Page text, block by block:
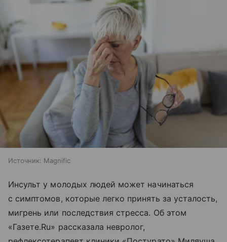
Источник: Magnific
Инсульт у молодых людей может начинаться
с симптомов, которые легко принять за усталость,
мигрень или последствия стресса. Об этом
«Газете.Ru» рассказала невролог,